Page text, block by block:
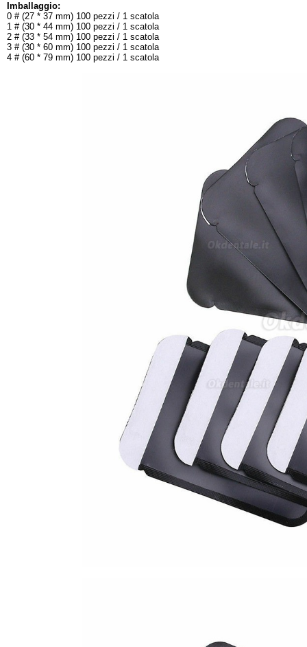
Imballaggio:
0 # (27 * 37 mm) 100 pezzi / 1 scatola
1 # (30 * 44 mm) 100 pezzi / 1 scatola
2 # (33 * 54 mm) 100 pezzi / 1 scatola
3 # (30 * 60 mm) 100 pezzi / 1 scatola
4 # (60 * 79 mm) 100 pezzi / 1 scatola